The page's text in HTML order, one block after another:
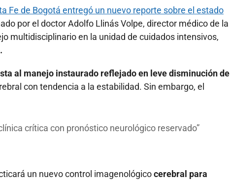
Fe de Bogotá entregó un nuevo reporte sobre el estado
por el doctor Adolfo Llinás Volpe, director médico de la
multidisciplinario en la unidad de cuidados intensivos,
al manejo instaurado reflejado en leve disminución de
con tendencia a la estabilidad. Sin embargo, el
crítica con pronóstico neurológico reservado
un nuevo control imagenológicocerebral para